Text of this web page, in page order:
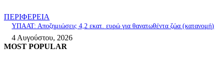
ΠΕΡΙΦΕΡΕΙΑ
ΥΠΑΑΤ: Αποζημιώσεις 4,2 εκατ. ευρώ για θανατωθέντα ζώα (κατανομή)
4 Αυγούστου, 2026
MOST POPULAR